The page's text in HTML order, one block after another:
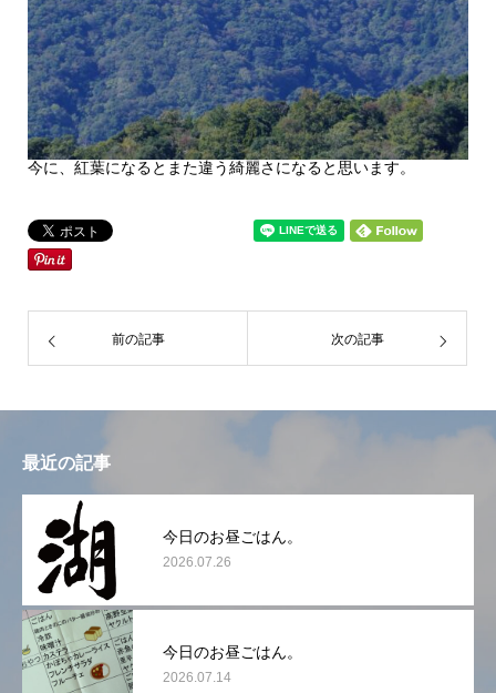
今に、紅葉になるとまた違う綺麗さになると思います。
前の記事 次の記事
最近の記事
今日のお昼ごはん。
2026.07.26
今日のお昼ごはん。
2026.07.14